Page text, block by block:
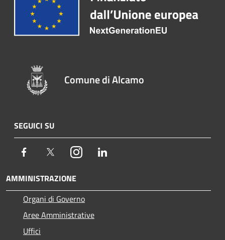
Comune di Alcamo
SEGUICI SU
Facebook TwitterInstagram
AMMINISTRAZIONE
Organi di Governo
Aree Amministrative
Uffici